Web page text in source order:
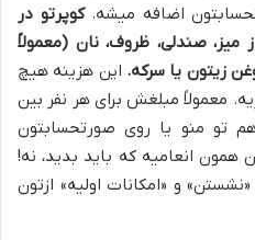
اضافه میشه.کوپرتو در
میز، صندلی، ظروف، نان (معمولاً
زیتون یا سرکه. این هزینه هیچ
معمولاً مبلغش برای هر نفر بین
هم تو منو یا روی صورتحسابتون
انعامیه که باید بدید، نه!
و «امکانات اولیه» ازتون